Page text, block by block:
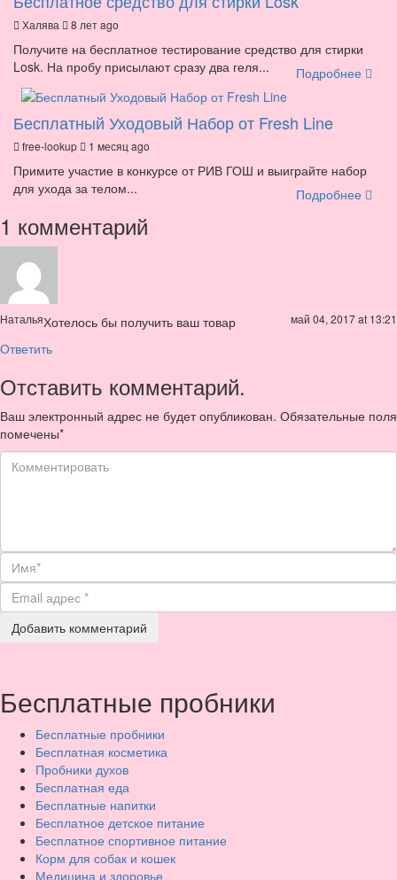
Халява 8 лет ago
Получите на бесплатное тестирование средство для стирки
Losk. На пробу присылают сразу два геля...
Подробнее
Бесплатный Уходовый Набор от Fresh Line
free-lookup 1 месяц ago
Примите участие в конкурсе от РИВ ГОШ и выиграйте набор
для ухода за телом...
Подробнее
1 комментарий
Наталья май 04, 2017 at 13:21
Хотелось бы получить ваш товар
Ответить
Отставить комментарий.
Ваш электронный адрес не будет опубликован. Обязательные поля
помечены*
Бесплатные пробники
Бесплатные пробники
Бесплатная косметика
Пробники духов
Бесплатная еда
Бесплатные напитки
Бесплатное детское питание
Бесплатное спортивное питание
Корм для собак и кошек
Медицина и здоровье